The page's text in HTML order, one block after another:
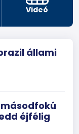
Videó
állami
éjfélig